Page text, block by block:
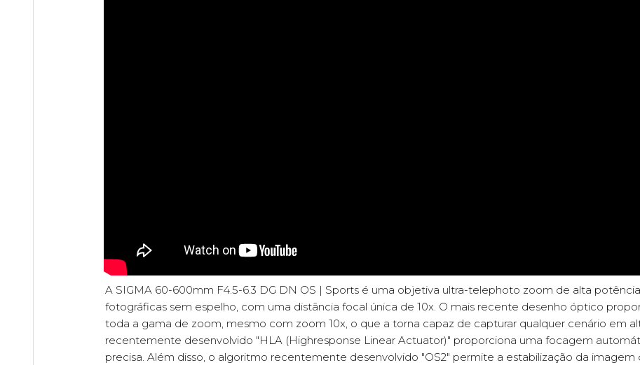
A SIGMA 60-600mm F4.5-6.3 DG DN OS | Sports é uma objetiva ultra-telephoto zoom de alta
fotográficas sem espelho, com uma distância focal única de 10x. O mais recente desenho óptico
toda a gama de zoom, mesmo com zoom 10x, o que a torna capaz de capturar qualquer cenário em
recentemente desenvolvido "HLA (Highresponse Linear Actuator)" proporciona uma focagem
precisa. Além disso, o algoritmo recentemente desenvolvido "OS2" permite a estabilização da imagem